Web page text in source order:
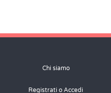
Chi siamo
Registrati o Accedi